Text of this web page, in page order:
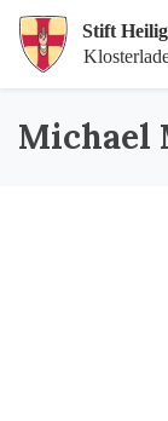
Michael